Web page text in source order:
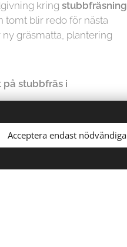
kringstubbfräsning
tomt blir redo för nästa
gräsmatta, plantering
stubbfräs i
medelande
Acceptera endast nödvändiga